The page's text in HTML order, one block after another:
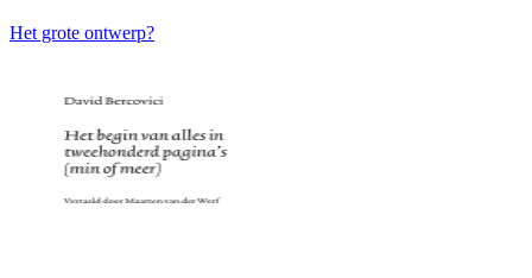
Het grote ontwerp?